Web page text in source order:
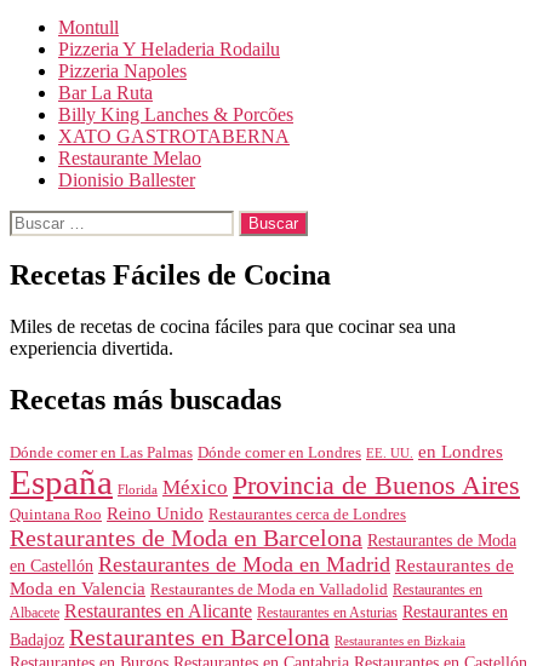
Montull
Pizzeria Y Heladeria Rodailu
Pizzeria Napoles
Bar La Ruta
Billy King Lanches & Porcões
XATO GASTROTABERNA
Restaurante Melao
Dionisio Ballester
Buscar:
Recetas Fáciles de Cocina
Miles de recetas de cocina fáciles para que cocinar sea una
experiencia divertida.
Recetas más buscadas
Dónde comer en Las Palmas Dónde comer en Londres EE. UU. en Londres
España Florida México Provincia de Buenos Aires
Quintana Roo Reino Unido Restaurantes cerca de Londres
Restaurantes de Moda en Barcelona Restaurantes de Moda
en Castellón Restaurantes de Moda en Madrid Restaurantes de
Moda en Valencia Restaurantes de Moda en Valladolid Restaurantes en
Albacete Restaurantes en Alicante Restaurantes en Asturias Restaurantes en
Badajoz Restaurantes en Barcelona Restaurantes en Bizkaia